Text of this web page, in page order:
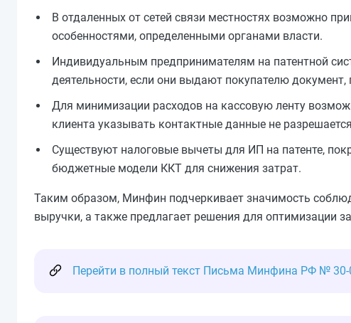
В отдаленных от сетей связи местностях возможно
особенностями, определенными органами власти.
Индивидуальным предпринимателям на патентной
деятельности, если они выдают покупателю
Для минимизации расходов на кассовую ленту
клиента указывать контактные данные не
Существуют налоговые вычеты для ИП на патенте,
бюджетные модели ККТ для снижения затрат.
Таким образом, Минфин подчеркивает значимость
выручки, а также предлагает решения для оптимизации
Перейти в полный текст Письма Минфина РФ № 30-